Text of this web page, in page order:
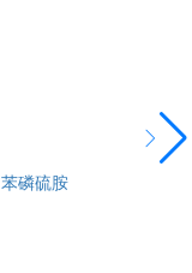
苯磷硫胺